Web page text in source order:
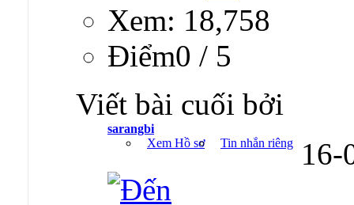
Xem: 18,758
Ðiểm0 / 5
Viết bài cuối bởi
sarangbi
Xem Hồ sơ
Tin nhắn riêng